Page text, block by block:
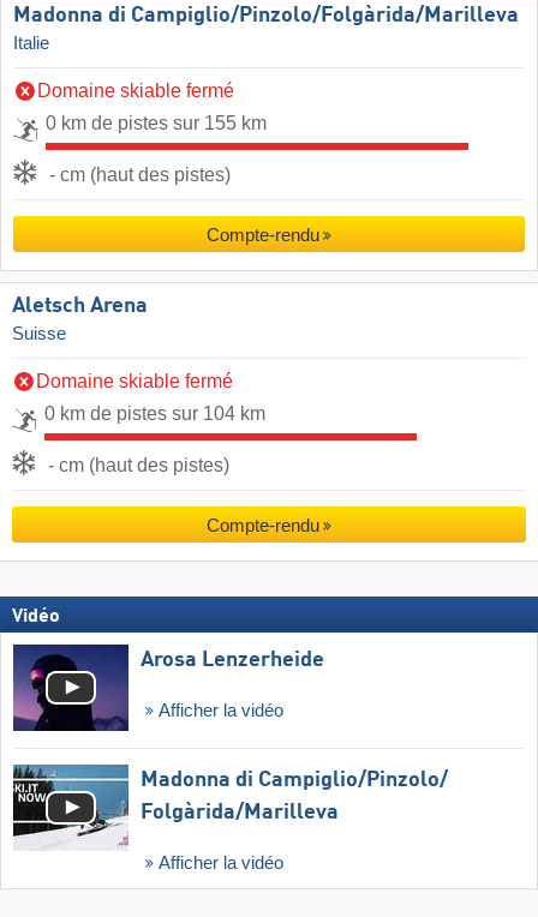
Madonna di Campiglio/​Pinzolo/​Folgàrida/​Marilleva
Italie
Domaine skiable fermé
0 km de pistes sur 155 km
- cm (haut des pistes)
Compte-rendu
Aletsch Arena
Suisse
Domaine skiable fermé
0 km de pistes sur 104 km
- cm (haut des pistes)
Compte-rendu
Vidéo
Arosa Lenzerheide
Afficher la vidéo
Madonna di Campiglio/​Pinzolo/​
Folgàrida/​Marilleva
Afficher la vidéo